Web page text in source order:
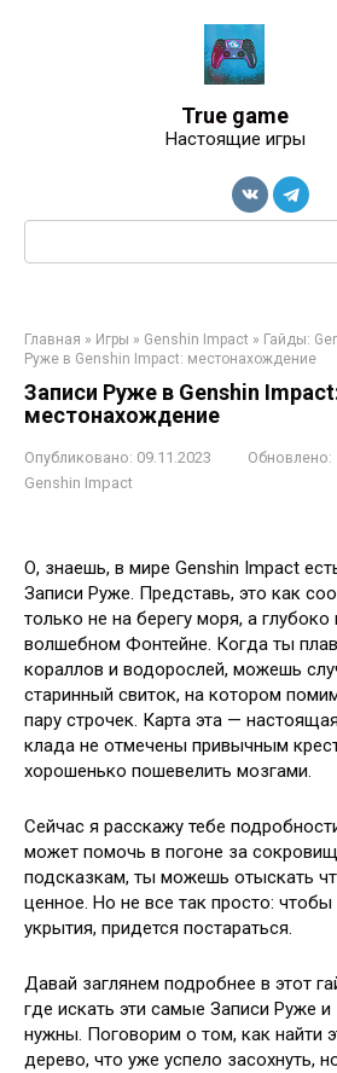
True game
Настоящие игры
Поиск:
Главная » Игры » Genshin Impact » Гайды:
Руже в Genshin Impact: местонахождение
Записи Руже в Genshin
местонахождение
Опубликовано: 09.11.2023 Обновлено:
Genshin Impact
О, знаешь, в мире Genshin Impact
Записи Руже. Представь, это как
только не на берегу моря, а
волшебном Фонтейне. Когда ты
кораллов и водорослей, можешь
старинный свиток, на котором
пару строчек. Карта эта —
клада не отмечены привычным
хорошенько пошевелить мозгами.
Сейчас я расскажу тебе
может помочь в погоне за
подсказкам, ты можешь отыскать
ценное. Но не все так просто:
укрытия, придется постараться.
Давай заглянем подробнее в этот
где искать эти самые Записи Руже
нужны. Поговорим о том, как найти
дерево, что уже успело засохнуть,